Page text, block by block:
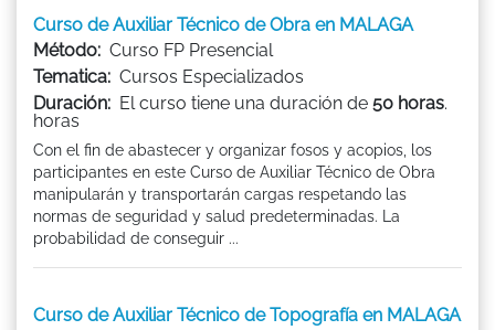
Curso de Auxiliar Técnico de Obra en MALAGA
Método: Curso FP Presencial
Tematica: Cursos Especializados
Duración: El curso tiene una duración de 50 horas.
horas
Con el fin de abastecer y organizar fosos y acopios, los
participantes en este Curso de Auxiliar Técnico de Obra
manipularán y transportarán cargas respetando las
normas de seguridad y salud predeterminadas. La
probabilidad de conseguir ...
Curso de Auxiliar Técnico de Topografía en MALAGA